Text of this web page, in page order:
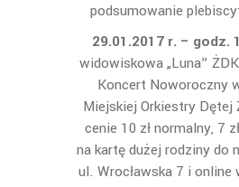
podsumowanie
29.01.2017 r. – godz.
widowiskowa „Luna”
Koncert Noworoczny
Miejskiej Orkiestry Dętej
cenie 10 zł normalny, 7
na kartę dużej rodziny do
ul. Wrocławska 7 i online